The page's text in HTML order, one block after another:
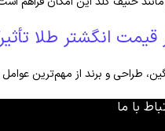
انگشتر طلا
طراحی و برند از مهم‌ترین
با ما